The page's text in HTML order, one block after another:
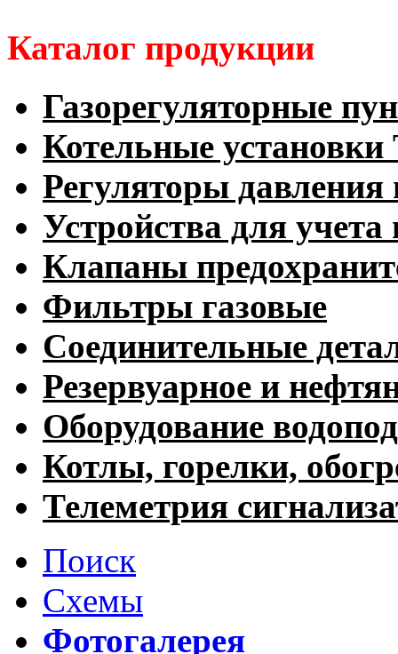
Каталог продукции
Газорегуляторные
Котельные
Регуляторы давления
Устройства для учета
Клапаны
Фильтры газовые
Соединительные
Резервуарное и
Оборудование
Котлы, горелки,
Телеметрия
Поиск
Схемы
Фотогалерея